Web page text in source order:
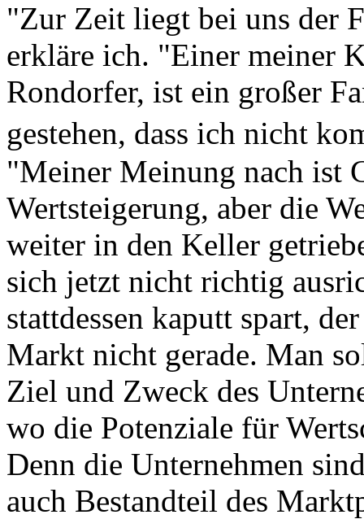
"Zur Zeit liegt bei uns der
erkläre ich. "Einer meiner
Rondorfer, ist ein großer
gestehen, dass ich nicht
"Meiner Meinung nach ist
Wertsteigerung, aber die
weiter in den Keller
sich jetzt nicht richtig
stattdessen kaputt spart,
Markt nicht gerade. Man
Ziel und Zweck des
wo die Potenziale für
Denn die Unternehmen
auch Bestandteil des